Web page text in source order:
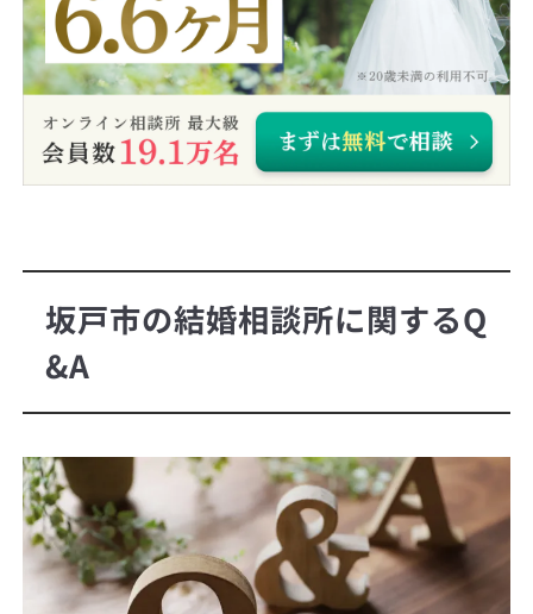
坂戸市の結婚相談所に関するQ
&A